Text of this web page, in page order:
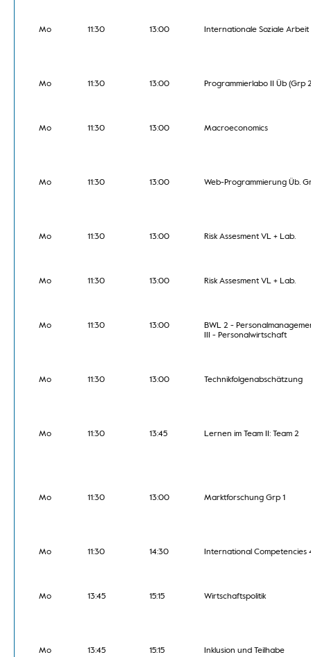
Mo 11:30 13:00 Internationale Soziale Arbeit
Mo 11:30 13:00 Programmierlabo II Üb (Grp
Mo 11:30 13:00 Macroeconomics
Mo 11:30 13:00 Web-Programmierung Üb.
Mo 11:30 13:00 Risk Assesment VL + Lab.
Mo 11:30 13:00 Risk Assesment VL + Lab.
Mo 11:30 13:00
BWL 2 -
III - Personalwirtschaft
Mo 11:30 13:00 Technikfolgenabschätzung
Mo 11:30 13:45 Lernen im Team II: Team 2
Mo 11:30 13:00 Marktforschung Grp 1
Mo 11:30 14:30 International Competencies
Mo 13:45 15:15 Wirtschaftspolitik
Mo 13:45 15:15 Inklusion und Teilhabe